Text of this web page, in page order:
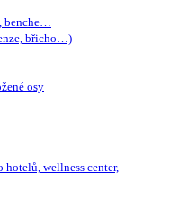
benche…
břicho…)
osy
wellness center,